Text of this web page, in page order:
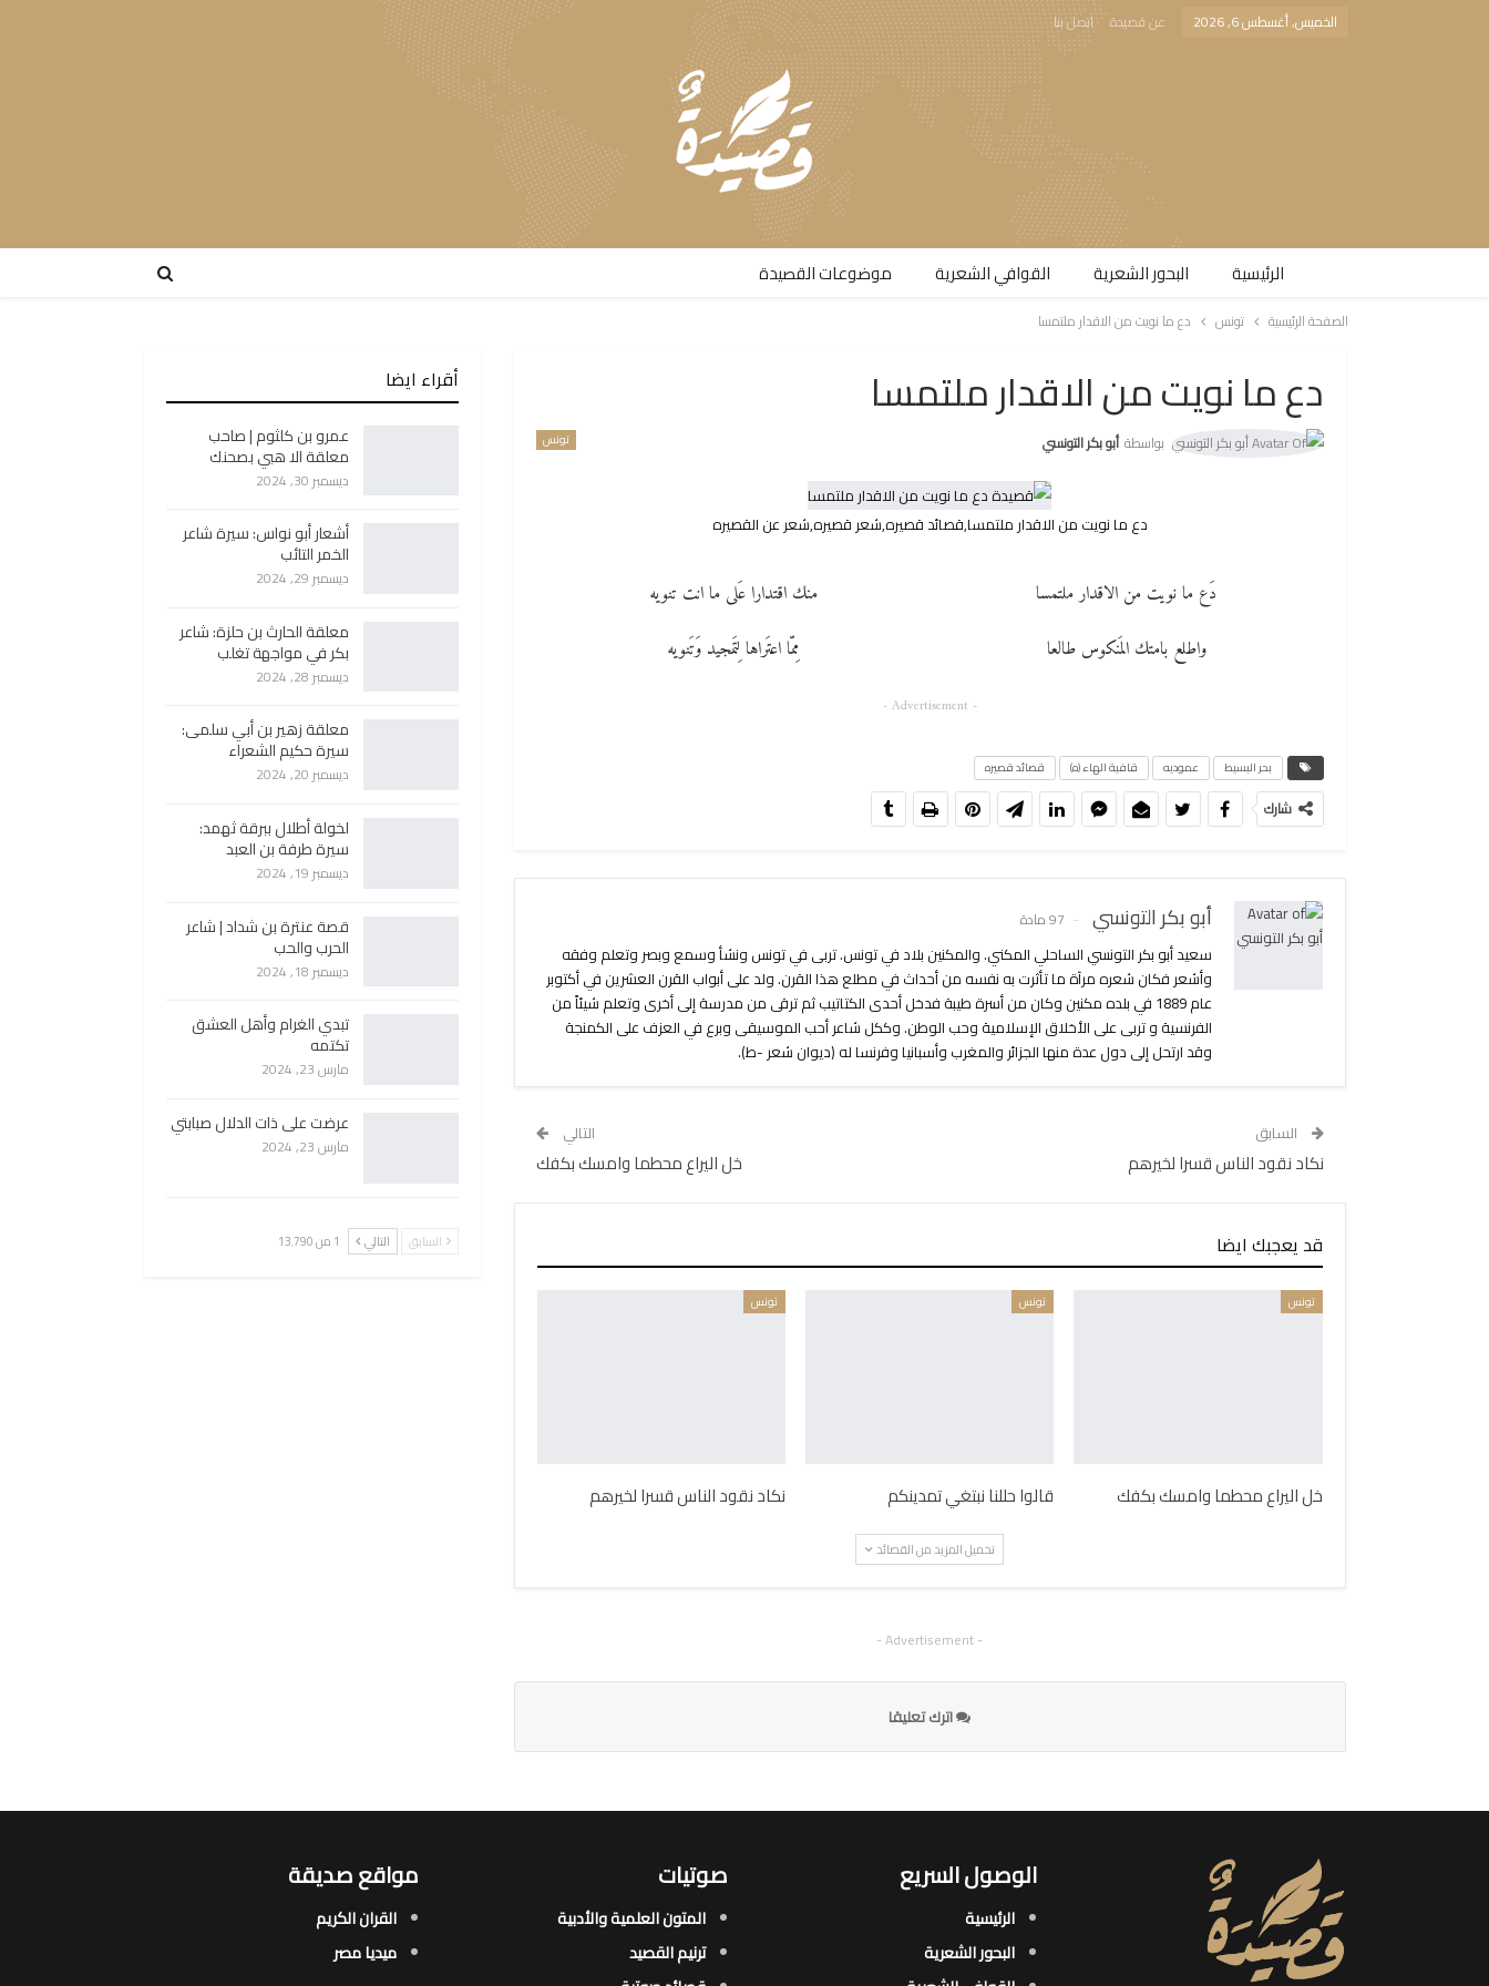
الخميس, أغسطس 6, 2026 عن قصيدة اتصل بنا
الرئيسية البحور الشعرية​ القوافي الشعرية​ موضوعات القصيدة​
الصفحة الرئيسية تونس دع ما نويت من الاقدار ملتمسا
دع ما نويت من الاقدار ملتمسا
تونس بواسطة أبو بكر التونسي
دع ما نويت من الاقدار ملتمسا,قصائد قصيره,شعر قصيره,شعر عن القصيره
دَع ما نويت من الاقدار ملتمسا
منك اقتدارا عَلى ما انت تنويه
واطلع بامتك المَنكوس طالعا
مِمّا اعتَراها لِتَمجيد وَتَنويه
- Advertisement -
بحر البسيط عموديه قافية الهاء (ه) قصائد قصيره
شارك
أبو بكر التونسي 97 مادة
سعيد أبو بكر التونسي الساحلي المكني. والمكنين بلاد في تونس. تربى في تونس ونشأ وسمع وبصر وتعلم وفقه
وأشعر فكان شعره مرآة ما تأثرت به نفسه من أحداث في مطلع هذا القرن. ولد على أبواب القرن العشرين في أكتوبر
عام 1889 في بلده مكنين وكان من أسرة طيبة فدخل أحدى الكتاتيب ثم ترقى من مدرسة إلى أخرى وتعلم شيئاً من
الفرنسية و تربى على الأخلاق الإسلامية وحب الوطن. وككل شاعر أحب الموسيقى وبرع في العزف على الكمنجة
وقد ارتحل إلى دول عدة منها الجزائر والمغرب وأسبانيا وفرنسا له (ديوان شعر -ط).
السابق
نكاد نقود الناس قسرا لخيرهم
التالي
خل اليراع محطما وامسك بكفك
قد يعجبك ايضا
تونس
خل اليراع محطما وامسك بكفك
تونس
قالوا حللنا نبتغي تمدينكم
تونس
نكاد نقود الناس قسرا لخيرهم
تحميل المزيد من القصائد
- Advertisement -
اترك تعليقا
أقراء ايضا
عمرو بن كلثوم | صاحب
معلقة الا هبي بصحنك
ديسمبر 30, 2024
أشعار أبو نواس: سيرة شاعر
الخمر التائب
ديسمبر 29, 2024
معلقة الحارث بن حلزة: شاعر
بكر في مواجهة تغلب
ديسمبر 28, 2024
معلقة زهير بن أبي سلمى:
سيرة حكيم الشعراء
ديسمبر 20, 2024
لخولة أطلال ببرقة ثهمد:
سيرة طرفة بن العبد
ديسمبر 19, 2024
قصة عنترة بن شداد | شاعر
الحرب والحب
ديسمبر 18, 2024
تبدي الغرام وأهل العشق
تكتمه
مارس 23, 2024
عرضت على ذات الدلال صبابتي
مارس 23, 2024
السابق التالي 1 من 13٬790
الوصول السريع
الرئيسية
البحور الشعرية​
صوتيات
المتون العلمية والأدبية
ترنيم القصيد
مواقع صديقة
القران الكريم
ميديا مصر